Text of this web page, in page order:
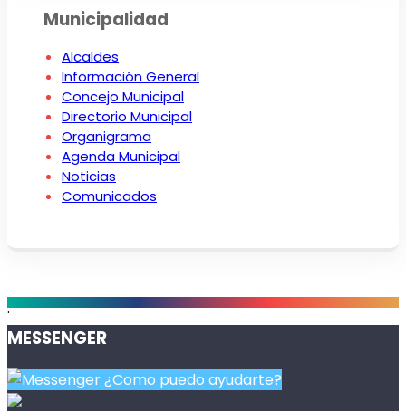
Municipalidad
Alcaldes
Información General
Concejo Municipal
Directorio Municipal
Organigrama
Agenda Municipal
Noticias
Comunicados
.
MESSENGER
¿Como puedo ayudarte?